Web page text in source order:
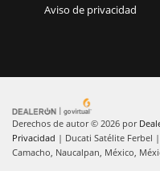
Aviso de privacidad
Derechos de autor © 2026 por
Privacidad | Ducati Satélite Ferbel |
Camacho, Naucalpan, México,